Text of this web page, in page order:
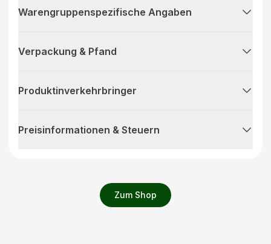
Zum Shop
Warengruppenspezifische Angaben
Verpackung & Pfand
Produktinverkehrbringer
Preisinformationen & Steuern